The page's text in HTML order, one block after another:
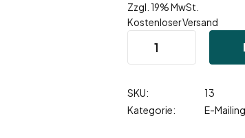
Zzgl. 19% MwSt.
Kostenloser Versand
SKU:
13
Kategorie:
E-Mailing